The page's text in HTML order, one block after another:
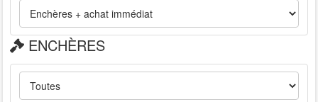
ENCHÈRES